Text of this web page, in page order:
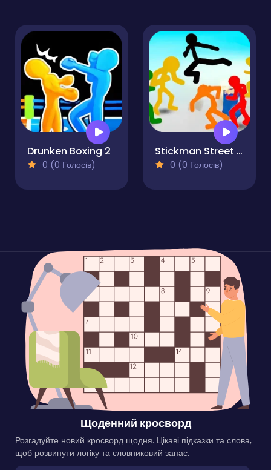
Drunken Boxing 2
0 (0 Голосів)
Stickman Street Fighting 3D
0 (0 Голосів)
Щоденний кросворд
Розгадуйте новий кросворд щодня. Цікаві підказки та слова,
щоб розвинути логіку та словниковий запас.